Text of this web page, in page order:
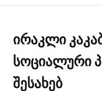
ირაკლი
სოციალური
შესახებ